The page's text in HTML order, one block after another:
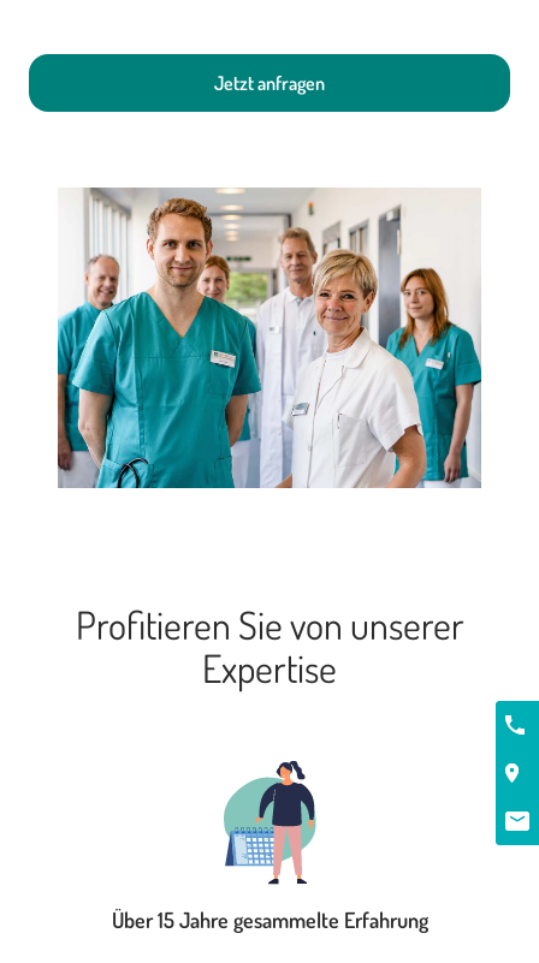
Jetzt anfragen
Profitieren Sie von unserer
Expertise
Über 15 Jahre gesammelte Erfahrung